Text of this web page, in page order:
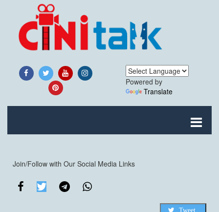
Powered by
Translate
Join/Follow with Our Social Media Links
Tweet